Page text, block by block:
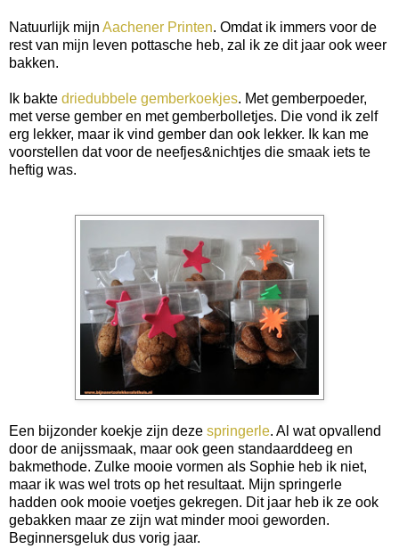
Natuurlijk mijn Aachener Printen. Omdat ik immers voor de
rest van mijn leven pottasche heb, zal ik ze dit jaar ook weer
bakken.
Ik bakte driedubbele gemberkoekjes. Met gemberpoeder,
met verse gember en met gemberbolletjes. Die vond ik zelf
erg lekker, maar ik vind gember dan ook lekker. Ik kan me
voorstellen dat voor de neefjes&nichtjes die smaak iets te
heftig was.
Een bijzonder koekje zijn deze springerle. Al wat opvallend
door de anijssmaak, maar ook geen standaarddeeg en
bakmethode. Zulke mooie vormen als Sophie heb ik niet,
maar ik was wel trots op het resultaat. Mijn springerle
hadden ook mooie voetjes gekregen. Dit jaar heb ik ze ook
gebakken maar ze zijn wat minder mooi geworden.
Beginnersgeluk dus vorig jaar.